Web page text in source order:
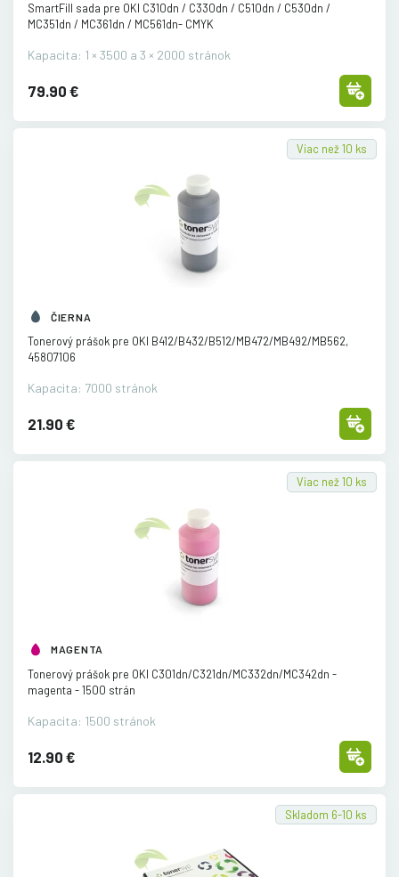
SmartFill sada pre OKI C310dn / C330dn / C510dn / C530dn /
MC351dn / MC361dn / MC561dn- CMYK
Kapacita: 1 × 3500 a 3 × 2000 stránok
79.90 €
ČIERNA
Viac než 10 ks
Tonerový prášok pre OKI B412/B432/B512/MB472/MB492/MB562,
45807106
Kapacita: 7000 stránok
21.90 €
MAGENTA
Viac než 10 ks
Tonerový prášok pre OKI C301dn/C321dn/MC332dn/MC342dn -
magenta - 1500 strán
Kapacita: 1500 stránok
12.90 €
Skladom 6-10 ks